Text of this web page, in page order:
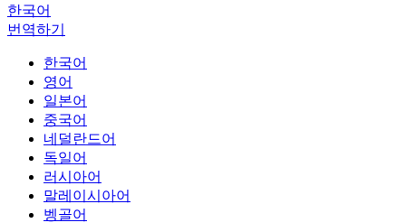
한국어
번역하기
한국어
영어
일본어
중국어
네덜란드어
독일어
러시아어
말레이시아어
벵골어